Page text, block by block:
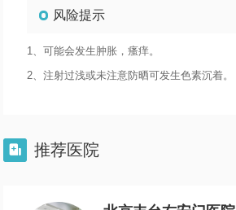
风险提示
1、可能会发生肿胀，瘙痒。
2、注射过浅或未注意防晒可发生色素沉着。
 推荐医院